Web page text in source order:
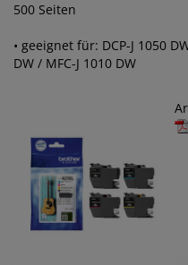
500 Seiten
• geeignet für: DCP-J 1050
DW / MFC-J 1010 DW